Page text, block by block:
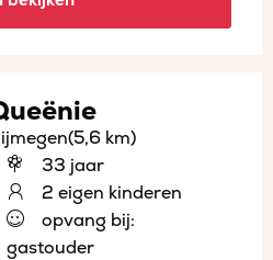
(5,6 km)
33 jaar
2 eigen kinderen
opvang bij:
gastouder